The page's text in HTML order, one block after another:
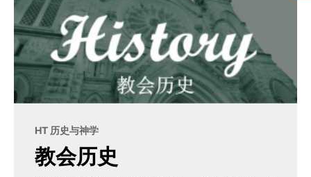
教会带领 解经式讲道与神学
福音传讲与宣教 成员制与教会纪律
隐私条款 其他的模式
简体中文 正體中文
英语
西班牙语
葡萄牙语
俄语
乌兹别克语
达里语
波斯语
越南语
韩语
阿尔巴尼亚语
HT 历史与神学
教会历史